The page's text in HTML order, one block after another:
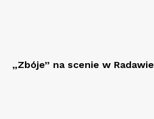
„Zbóje” na scenie w Radawie